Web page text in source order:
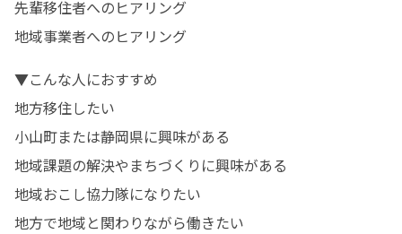
先輩移住者へのヒアリング
地域事業者へのヒアリング
▼こんな人におすすめ
地方移住したい
小山町または静岡県に興味がある
地域課題の解決やまちづくりに興味がある
地域おこし協力隊になりたい
地方で地域と関わりながら働きたい